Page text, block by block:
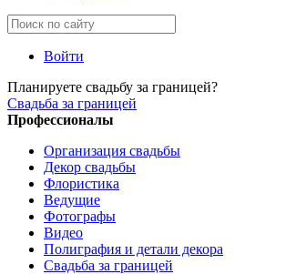
Войти
Планируете свадьбу за границей?
Свадьба за границей
Профессионалы
Организация свадьбы
Декор свадьбы
Флористика
Ведущие
Фотографы
Видео
Полиграфия и детали декора
Свадьба за границей